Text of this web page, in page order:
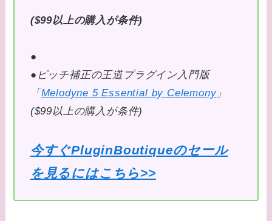
($99以上の購入が条件)
●
●ピッチ補正の王道プラグイン入門版
「 Melodyne 5 Essential by Celemony」
($99以上の購入が条件)
今すぐPluginBoutiqueのセール
を見るにはこちら>>